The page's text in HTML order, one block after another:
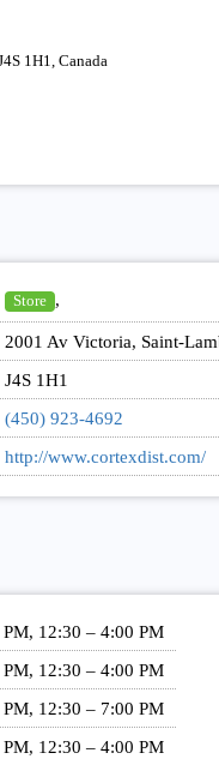
1H1, Canada
Store ,
2001 Av Victoria, Saint-
J4S 1H1
(450) 923-4692
http://www.cortexdist.com/
12:30 – 4:00 PM
12:30 – 4:00 PM
12:30 – 7:00 PM
12:30 – 4:00 PM